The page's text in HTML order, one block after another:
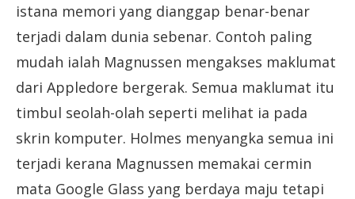
istana memori yang dianggap benar-benar
terjadi dalam dunia sebenar. Contoh paling
mudah ialah Magnussen mengakses maklumat
dari Appledore bergerak. Semua maklumat itu
timbul seolah-olah seperti melihat ia pada
skrin komputer. Holmes menyangka semua ini
terjadi kerana Magnussen memakai cermin
mata Google Glass yang berdaya maju tetapi